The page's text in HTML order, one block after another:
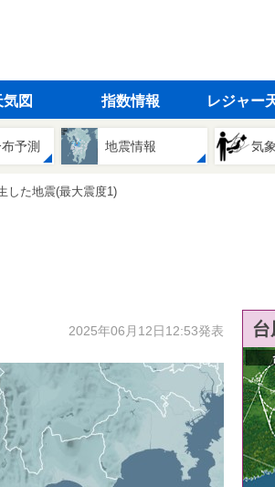
気図 指数情報 レジャー
予測 地震情報 気
した地震(最大震度1)
2025年06月12日12:53発表